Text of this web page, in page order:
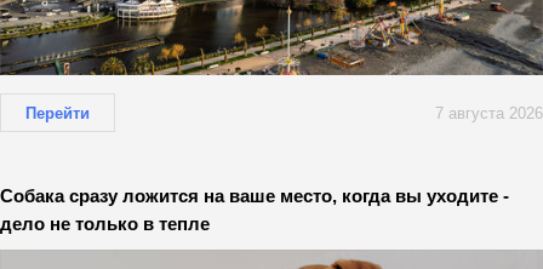
Перейти 7 августа 2026
Собака сразу ложится на ваше место, когда вы уходите -
дело не только в тепле